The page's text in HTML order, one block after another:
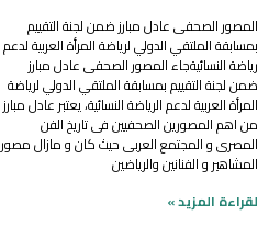
المصور الصحفى عادل مبارز ضمن لجنة التقييم
بمسابقة الملتقي الدولي لرياضة المرأة العربية لدعم
رياضة النسائيةجاء المصور الصحفى عادل مبارز
ضمن لجنة التقييم بمسابقة الملتقي الدولي لرياضة
المرأة العربية لدعم الرياضة النسائية، يعتبر عادل مبارز
من اهم المصورين الصحفيين فى تاريخ الفن
المصرى و المجتمع العربى حيث كان و مازال مصور
المشاهير و الفنانين والرياضين
لقراءة المزيد »